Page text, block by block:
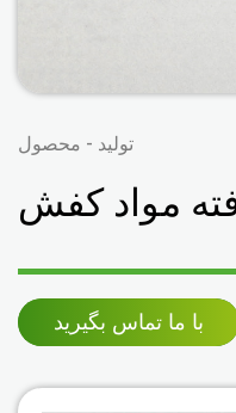
تولید - محصول
مواد کفش
با ما تماس بگیرید